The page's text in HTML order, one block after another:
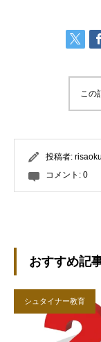
この
投稿者: risaoku
コメント: 0
おすすめ記
シュタイナー教育